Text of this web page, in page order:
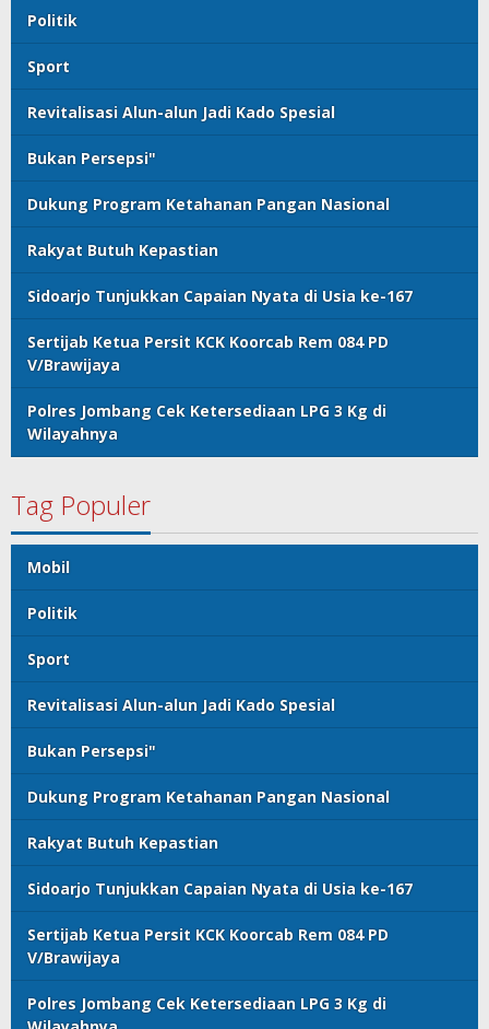
Politik
Sport
Revitalisasi Alun-alun Jadi Kado Spesial
Bukan Persepsi"
Dukung Program Ketahanan Pangan Nasional
Rakyat Butuh Kepastian
Sidoarjo Tunjukkan Capaian Nyata di Usia ke-167
Sertijab Ketua Persit KCK Koorcab Rem 084 PD
V/Brawijaya
Polres Jombang Cek Ketersediaan LPG 3 Kg di
Wilayahnya
Tag Populer
Mobil
Politik
Sport
Revitalisasi Alun-alun Jadi Kado Spesial
Bukan Persepsi"
Dukung Program Ketahanan Pangan Nasional
Rakyat Butuh Kepastian
Sidoarjo Tunjukkan Capaian Nyata di Usia ke-167
Sertijab Ketua Persit KCK Koorcab Rem 084 PD
V/Brawijaya
Polres Jombang Cek Ketersediaan LPG 3 Kg di